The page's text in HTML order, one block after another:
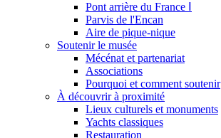
Pont arrière du France Ⅰ
Parvis de l'Encan
Aire de pique-nique
Soutenir le musée
Mécénat et partenariat
Associations
Pourquoi et comment soutenir
À découvrir à proximité
Lieux culturels et monuments
Yachts classiques
Restauration